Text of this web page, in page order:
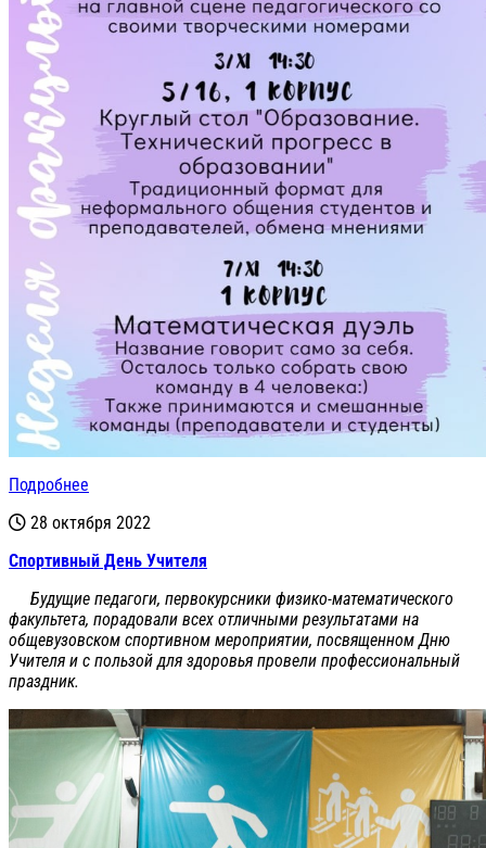
Подробнее
28 октября 2022
Спортивный День Учителя
Будущие педагоги, первокурсники физико-математического
факультета, порадовали всех отличными результатами на
общевузовском спортивном мероприятии, посвященном Дню
Учителя и с пользой для здоровья провели профессиональный
праздник.